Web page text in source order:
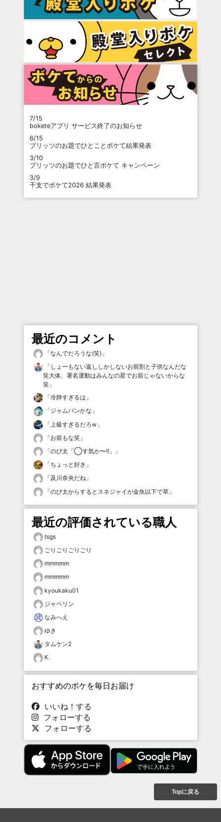
7/15
boketeアプリ サービス終了のお知らせ
6/15
プリッツのお題でひとことボケて結果発表
3/10
プリッツのお題でひと言ボケて キャンペーン
3/9
干支でボケて2026 結果発表
最近のコメント
「なんでだろうな(笑) 」
「 しょーもない返ししかしないお前割と子供なんだな
笑大体、署名運動はみんなの星でお前じゃないからな
笑 」
「冷静すぎるは 」
「ジャムパンかな 」
「 上級すぎるだろw 」
「お前もな笑 」
「のび太「◯す気か〜!!」
」
「ちょっと好き 」
「及川奈央だね 」
「のび太からするとスネジャイが金魚以下で草 」
最近の評価されている職人
tsgs
ごりごりごりごり
mmmmm
mmmmm
kyoukaku01
ジャベリン
なみへえ
ゆき
タムケン2
K.
おすすめのボケを毎日お届け
いいね！する
フォローする
フォローする
Topに戻る